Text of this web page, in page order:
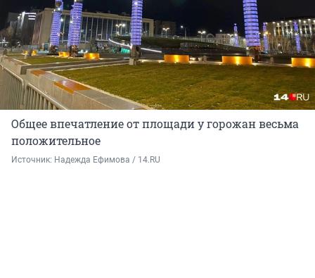
Общее впечатление от площади у горожан весьма
положительное
Источник: Надежда Ефимова / 14.RU